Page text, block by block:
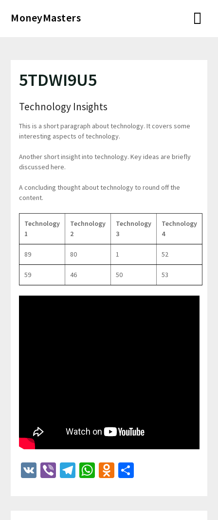
MoneyMasters
5TDWI9U5
Technology Insights
This is a short paragraph about technology. It covers some
interesting aspects of technology.
Another short insight into technology. Key ideas are briefly
discussed here.
A concluding thought about technology to round off the
content.
Technology
1
Technology
2
Technology
3
Technology
4
89 80 1 52
59 46 50 53
VKViberTelegram
WhatsApp
Odnoklassniki
Отправить